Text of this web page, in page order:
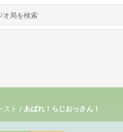
スト あばれ！らじおっさん！